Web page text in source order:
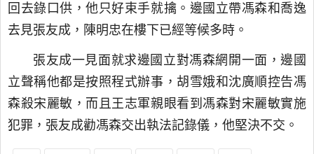
回去錄口供，他只好束手就擒。邊國立帶馮森和喬逸
去見張友成，陳明忠在樓下已經等候多時。
張友成一見面就求邊國立對馮森網開一面，邊國
立聲稱他都是按照程式辦事，胡雪娥和沈廣順控告馮
森殺宋麗敏，而且王志軍親眼看到馮森對宋麗敏實施
犯罪，張友成勸馮森交出執法記錄儀，他堅決不交。